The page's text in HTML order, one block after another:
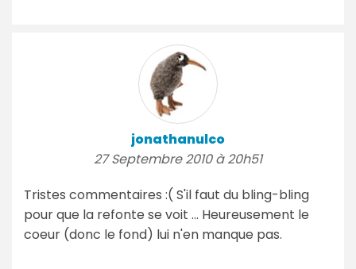
jonathanulco
27 Septembre 2010 à 20h51
Tristes commentaires :( S'il faut du bling-bling
pour que la refonte se voit ... Heureusement le
coeur (donc le fond) lui n'en manque pas.